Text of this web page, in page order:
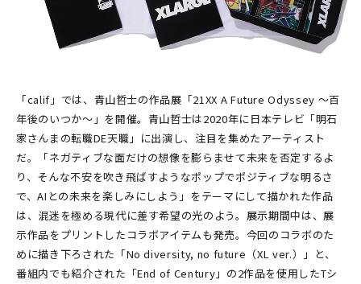
「calif」では、青山哲士の作品展「21XX A Future Odyssey ～百
年後のいつか～」を開催。青山哲士は2020年に日本テレビ「明石
家さんまの転職DE天職」に出演し、注目を集めたアーティスト
だ。「ネガティブな面だけの想像を膨らませて未来を否定するよ
り、そんな不安を吹き飛ばすようなポップでポジティブな明るさ
で、AIとの未来を楽しみにしよう」をテーマにして描かれた作品
は、混迷を極める現代に差す希望の光のよう。展示期間中は、展
示作品をプリントしたコラボアイテムも発売。今回のコラボのた
めに描き下ろされた「No diversity, no future（XL ver.）」と、
番組内でも紹介された「End of Century」の2作品を使用したTシ